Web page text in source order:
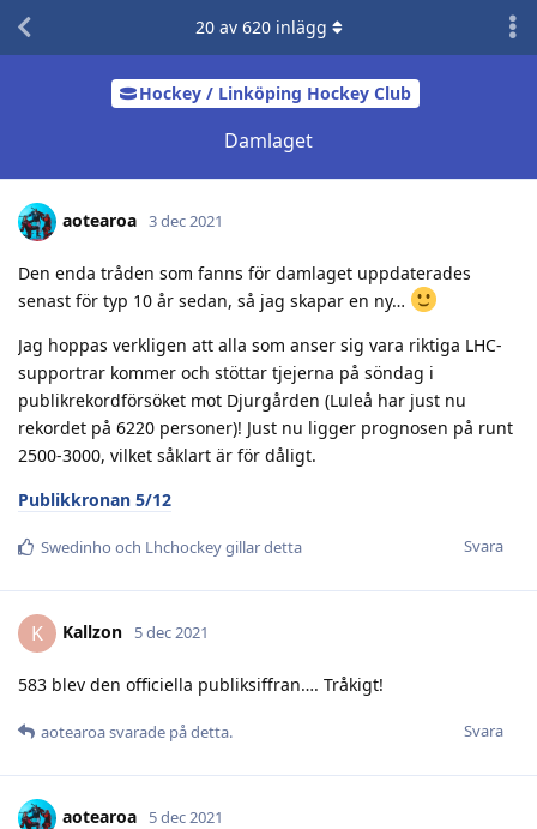
Hockey / Linköping Hockey Club
Damlaget
20av 620inlägg
aotearoa 3 dec 2021
Den enda tråden som fanns för damlaget uppdaterades
senast för typ 10 år sedan, så jag skapar en ny…
Jag hoppas verkligen att alla som anser sig vara riktiga LHC-
supportrar kommer och stöttar tjejerna på söndag i
publikrekordförsöket mot Djurgården (Luleå har just nu
rekordet på 6220 personer)! Just nu ligger prognosen på runt
2500-3000, vilket såklart är för dåligt.
Publikkronan 5/12
Svara
Swedinho och Lhchockeygillar detta
K Kallzon 5 dec 2021
583 blev den officiella publiksiffran…. Tråkigt!
Svara
aotearoasvarade på detta.
aotearoa 5 dec 2021